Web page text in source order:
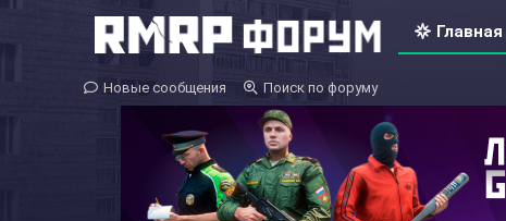
Главная
Новые сообщения Поиск по форуму